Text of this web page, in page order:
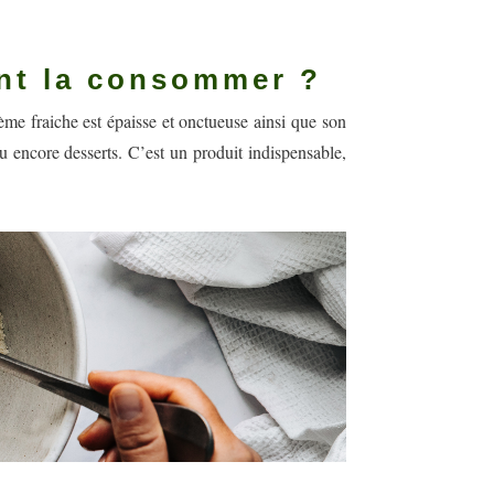
la consommer ?
fraiche est épaisse et onctueuse ainsi que son
desserts. C’est un produit indispensable,